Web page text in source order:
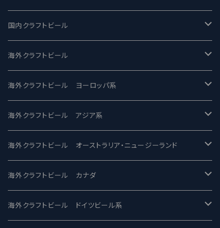
国内クラフトビール
UCHU BREWING -うちゅうブルーイング
バテレ -VERTERE
2nd Story Ale Works -セカンドストーリー
ビアへるん - Beer Hearn
忽布古丹醸造 - HOP KOTAN
ワイマーケットブルーイング Y.Market Brewing
海外クラフトビール
Modern Times モダンタイムズ
Maui マウイ
Toppling Goliath トップリンゴライアス
Fair State フェアステイト
Lagunitas ラグニタス
海外クラフトビール ヨーロッパ系
UnBarred -アンバード
SAIREN /サイレン
ワイルドチャイルド - Wilde Child
BrewDog Brewery - ブリュードッグ
海外クラフトビール アジア系
gweilo-鬼佬 グウァイロ
Heart Of Darkness - ハートオブダークネス
Carbon brews -カーボン
海外クラフトビール オーストラリア・ニュージーランド
ROCKY RIDGE - ロッキーリッジ
BODRIGGY BREWING ボッドリッジー
海外クラフトビール カナダ
Jackie O's ジャッキーオーズ
海外クラフトビール ドイツビール系